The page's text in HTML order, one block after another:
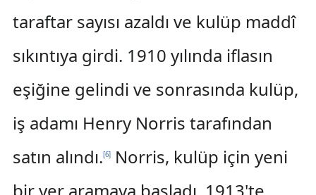
taraftar sayısı azaldı ve kulüp maddî
sıkıntıya girdi. 1910 yılında iflasın
eşiğine gelindi ve sonrasında kulüp,
iş adamı Henry Norris tarafından
satın alındı.[6]Norris, kulüp için yeni